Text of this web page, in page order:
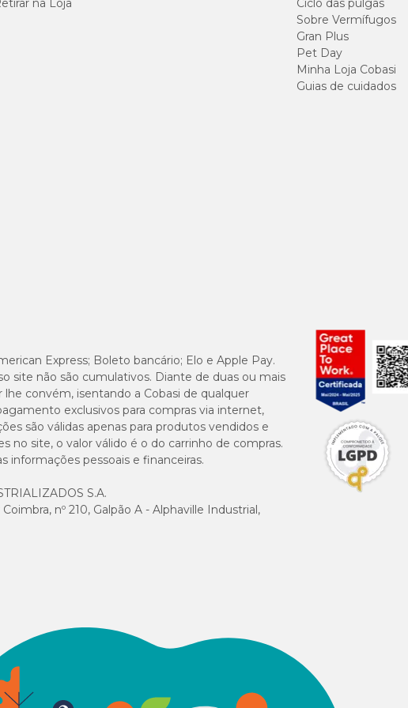
60 g/kg
30 g/kg
Melancia Cães Adultos Papaya Pets com preçoespecial. Compre pelo site, app ou
na Loja
Ciclo das pulgas
Sobre Vermífugos
Gran Plus
Pet Day
Minha Loja Cobasi
Guias de cuidados
Express; Boleto bancário; Elo e Apple Pay.
site não são cumulativos. Diante de duas ou mais
convém, isentando a Cobasi de qualquer
exclusivos para compras via internet,
são válidas apenas para produtos vendidos e
no site, o valor válido é o do carrinho de compras.
informações pessoais e financeiras.
S.A.
nº 210, Galpão A - Alphaville Industrial,